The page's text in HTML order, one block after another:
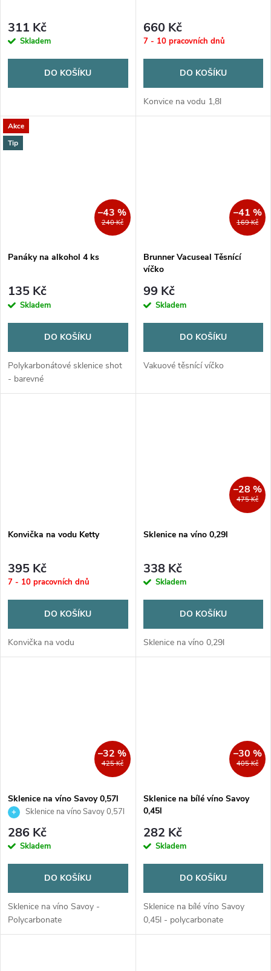
311 Kč
Skladem
DO KOŠÍKU
660 Kč
7 - 10 pracovních dnů
DO KOŠÍKU
Konvice na vodu 1,8l
Akce
Tip
240 Kč
–43 %
Panáky na alkohol 4 ks
135 Kč
Skladem
DO KOŠÍKU
Polykarbonátové sklenice shot
- barevné
169 Kč
–41 %
Brunner Vacuseal Těsnící
víčko
99 Kč
Skladem
DO KOŠÍKU
Vakuové těsnící víčko
Konvička na vodu Ketty
395 Kč
7 - 10 pracovních dnů
DO KOŠÍKU
Konvička na vodu
475 Kč
–28 %
Sklenice na víno 0,29l
338 Kč
Skladem
DO KOŠÍKU
Sklenice na víno 0,29l
425 Kč
–32 %
Sklenice na víno Savoy 0,57l
Sklenice na víno Savoy 0,57l
286 Kč
Skladem
DO KOŠÍKU
Sklenice na víno Savoy -
Polycarbonate
405 Kč
–30 %
Sklenice na bílé víno Savoy
0,45l
282 Kč
Skladem
DO KOŠÍKU
Sklenice na bílé víno Savoy
0,45l - polycarbonate